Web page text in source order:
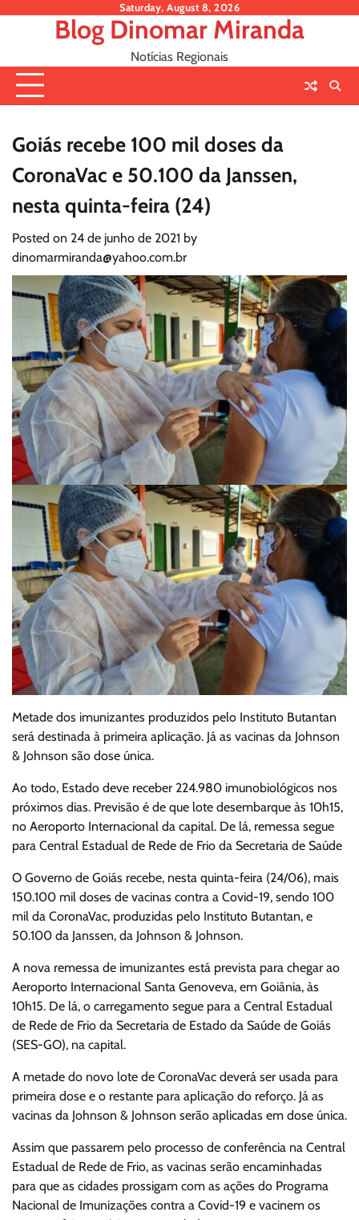
Saturday, August 8, 2026
Blog Dinomar Miranda
Notícias Regionais
Goiás recebe 100 mil doses da
CoronaVac e 50.100 da Janssen,
nesta quinta-feira (24)
Posted on 24 de junho de 2021 by
dinomarmiranda@yahoo.com.br
Metade dos imunizantes produzidos pelo Instituto Butantan
será destinada à primeira aplicação. Já as vacinas da Johnson
& Johnson são dose única.
Ao todo, Estado deve receber 224.980 imunobiológicos nos
próximos dias. Previsão é de que lote desembarque às 10h15,
no Aeroporto Internacional da capital. De lá, remessa segue
para Central Estadual de Rede de Frio da Secretaria de Saúde
O Governo de Goiás recebe, nesta quinta-feira (24/06), mais
150.100 mil doses de vacinas contra a Covid-19, sendo 100
mil da CoronaVac, produzidas pelo Instituto Butantan, e
50.100 da Janssen, da Johnson & Johnson.
A nova remessa de imunizantes está prevista para chegar ao
Aeroporto Internacional Santa Genoveva, em Goiânia, às
10h15. De lá, o carregamento segue para a Central Estadual
de Rede de Frio da Secretaria de Estado da Saúde de Goiás
(SES-GO), na capital.
A metade do novo lote de CoronaVac deverá ser usada para
primeira dose e o restante para aplicação do reforço. Já as
vacinas da Johnson & Johnson serão aplicadas em dose única.
Assim que passarem pelo processo de conferência na Central
Estadual de Rede de Frio, as vacinas serão encaminhadas
para que as cidades prossigam com as ações do Programa
Nacional de Imunizações contra a Covid-19 e vacinem os